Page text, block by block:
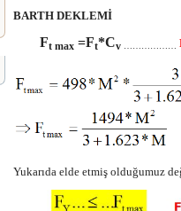
BARTH DEKLEMİ
Ft max =Ft*Cv ………………
Yukarıda elde etmiş olduğumuz